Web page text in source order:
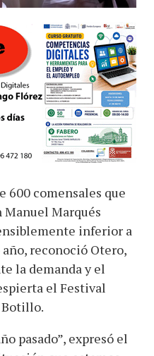
600 comensales que
Manuel Marqués
inferior a
reconoció Otero,
la demanda y el
el Festival
pasado”, expresó el